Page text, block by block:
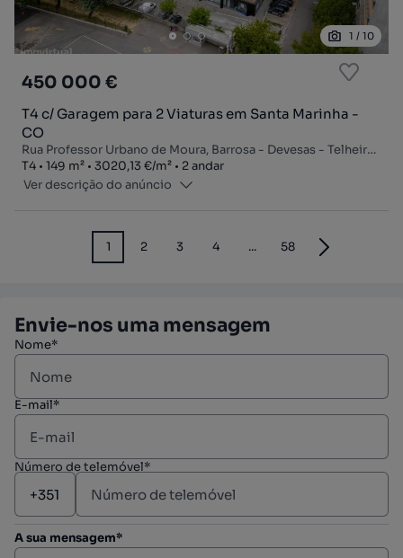
1 / 10
450 000 €
T4 c/ Garagem para 2 Viaturas em Santa Marinha -
CO
Rua Professor Urbano de Moura, Barrosa - Devesas - Telheira do Meio, Santa Marinha e São Pedro da Afurada, Vila Nova de Gaia, Porto
Tipologia
T4
Zona149 m²
Preço por metro quadrado
3020,13 €/m²
Andar
2 andar
Ver descrição do anúncio
1 2 3 4 ... 58
Envie-nos uma mensagem
Nome*
E-mail*
Número de telemóvel*
A sua mensagem*